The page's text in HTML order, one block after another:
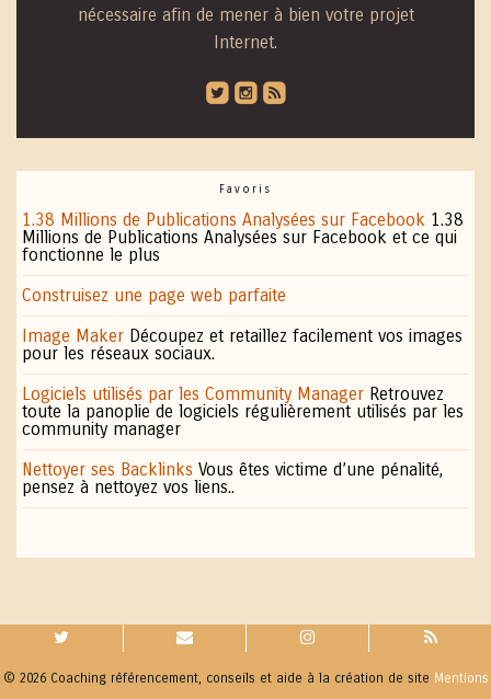
nécessaire afin de mener à bien votre projet
Internet.
roundedtwitterbird roundedinstagram roundedblip
Favoris
1.38 Millions de Publications Analysées sur Facebook 1.38
Millions de Publications Analysées sur Facebook et ce qui
fonctionne le plus
Construisez une page web parfaite
Image Maker Découpez et retaillez facilement vos images
pour les réseaux sociaux.
Logiciels utilisés par les Community Manager Retrouvez
toute la panoplie de logiciels régulièrement utilisés par les
community manager
Nettoyer ses Backlinks Vous êtes victime d’une pénalité,
pensez à nettoyez vos liens..
© 2026 Coaching référencement, conseils et aide à la création de site Mentions